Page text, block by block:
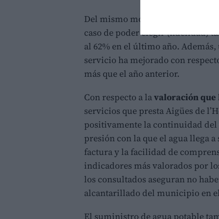
Del mismo modo, el porcentaje
caso de poder elegir (fidelidad)
al 62% en el último año.
servicio ha mejorado con
más que el año anterior.
Con respecto a lavaloración que
servicios que presta Aigües de
positivamente la continuidad del
presión con la que el agua llega
factura y la facilidad de
indicadores más valorados por
los consultados aseguran no
alcantarillado del municipio en
El suministro de agua potable